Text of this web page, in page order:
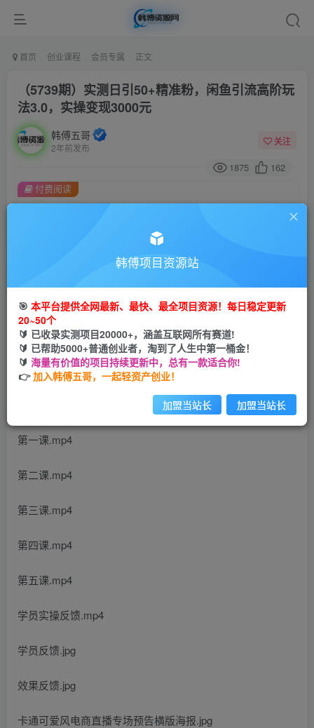
首页 创业课程 会员专属 正文
（5739期）实测日引50+精准粉，闲鱼引流高阶玩
法3.0，实操变现3000元
韩傅五哥
2年前发布
关注
1875 162
会员专属资源
您暂无购买权限，请先开通会员
开通会员
付费阅读
第一课.mp4
第二课.mp4
第三课.mp4
第四课.mp4
第五课.mp4
学员实操反馈.mp4
学员反馈.jpg
效果反馈.jpg
卡通可爱风电商直播专场预告横版海报.jpg
韩傅项目资源站
🎯 本平台提供全网最新、最快、最全项目资源！每日稳定更新
20~50个
🔰 已收录实测项目20000+，涵盖互联网所有赛道!
🔰 已帮助5000+普通创业者，淘到了人生中第一桶金！
🔰 海量有价值的项目持续更新中，总有一款适合你!
👉加入韩傅五哥，一起轻资产创业！
加盟当站长 加盟当站长